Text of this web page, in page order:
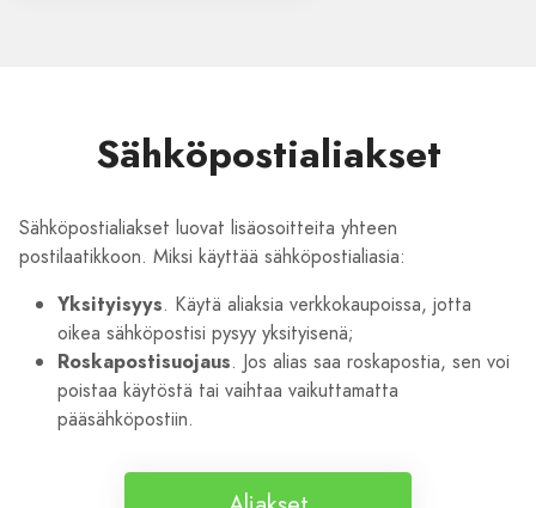
Sähköpostialiakset
Sähköpostialiakset luovat lisäosoitteita yhteen
postilaatikkoon. Miksi käyttää sähköpostialiasia:
Yksityisyys. Käytä aliaksia verkkokaupoissa, jotta
oikea sähköpostisi pysyy yksityisenä;
Roskapostisuojaus. Jos alias saa roskapostia, sen voi
poistaa käytöstä tai vaihtaa vaikuttamatta
pääsähköpostiin.